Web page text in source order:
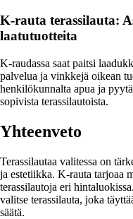
K-rauta terassilauta:
laatutuotteita
K-raudassa saat paitsi
palvelua ja vinkkejä oikean
henkilökunnalta apua ja
sopivista terassilautoista.
Yhteenveto
Terassilautaa valitessa on
ja estetiikka. K-rauta tarjoaa
terassilautoja eri
valitse terassilauta, joka
säätä.